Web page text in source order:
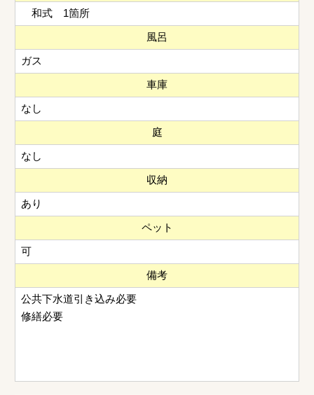
和式 1箇所
風呂
ガス
車庫
なし
庭
なし
収納
あり
ペット
可
備考
公共下水道引き込み必要
修繕必要